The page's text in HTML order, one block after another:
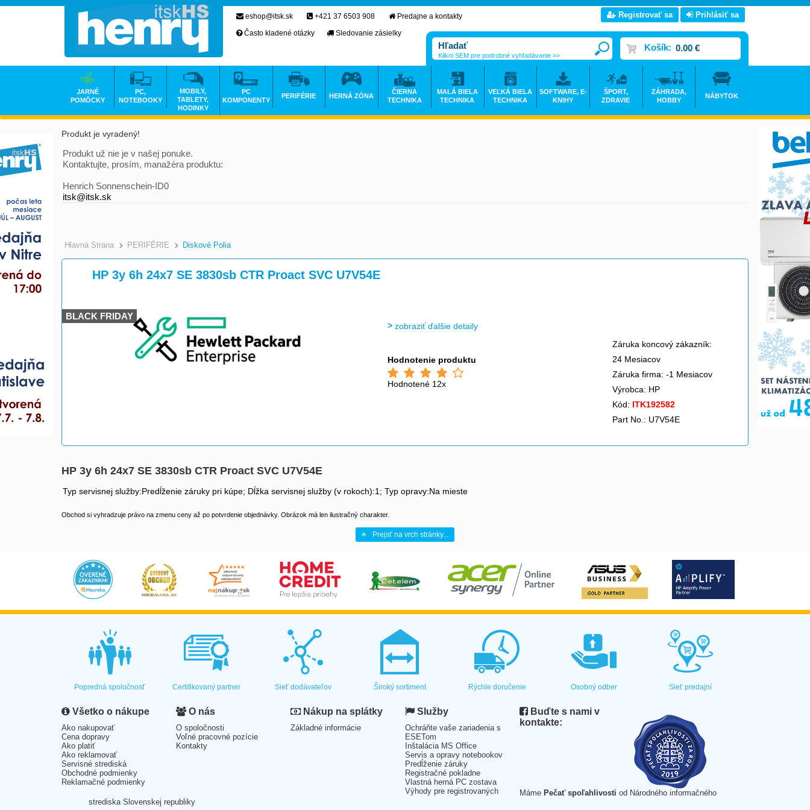
Produkt je vyradený!
Produkt už nie je v našej ponuke.
Kontaktujte, prosím, manažéra produktu:
Henrich Sonnenschein-ID0
itsk@itsk.sk
Hlavná Strana >
PERIFÉRIE >
Diskové Polia
HP 3y 6h 24x7 SE 3830sb CTR Proact SVC U7V54E
BLACK FRIDAY
zobraziť ďalšie detaily
Hodnotenie produktu
Hodnotené 12x
Záruka koncový zákazník:
24 Mesiacov
Záruka firma: -1 Mesiacov
Výrobca: HP
Kód: ITK192582
Part No.: U7V54E
HP 3y 6h 24x7 SE 3830sb CTR Proact SVC U7V54E
Typ servisnej služby:Predĺženie záruky pri kúpe; Dĺžka servisnej služby (v rokoch):1; Typ opravy:Na mieste
Obchod si vyhradzuje právo na zmenu ceny až po potvrdenie objednávky. Obrázok má len ilustračný charakter.
Prejsť na vrch stránky...
eshop@itsk.sk +421 37 6503 908
Predajne a kontakty
Často kladené otázky
Sledovanie zásielky
Registrovať sa Prihlásiť sa
Košík: 0.00 €
Klikni SEM pre podrobné vyhľadávanie >>
JARNÉ
POMÔCKY
PC,
NOTEBOOKY
MOBILY,
TABLETY,
HODINKY
PC
KOMPONENTY
PERIFÉRIE HERNÁ ZÓNA
ČIERNA
TECHNIKA
MALÁ BIELA
TECHNIKA
VEĽKÁ BIELA
TECHNIKA
SOFTWARE, E-
KNIHY
ŠPORT,
ZDRAVIE
ZÁHRADA,
HOBBY
NÁBYTOK
Popredná spoločnosť Certifikovaný partner Sieť dodávateľov Široký sortiment Rýchle doručenie Osobný odber Sieť predajní
Všetko o nákupe
Ako nakupovať
Cena dopravy
Ako platiť
Ako reklamovať
Servisné strediská
Obchodné podmienky
Reklamačné podmienky
O nás
O spoločnosti
Voľné pracovné pozície
Kontakty
Nákup na splátky
Základné informácie
Služby
Ochráňte vaše zariadenia s
ESETom
Inštalácia MS Office
Servis a opravy notebookov
Predĺženie záruky
Registračné pokladne
Vlastná herná PC zostava
Výhody pre registrovaných
Buďte s nami v
kontakte:
Máme Pečať spoľahlivosti od Národného informačného
strediska Slovenskej republiky